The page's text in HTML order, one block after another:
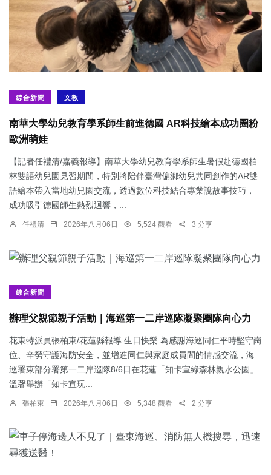
綜合新聞 文教
南華大學幼兒教育學系師生前進德國 AR科技繪本成功圈粉
歐洲萌娃
【記者任禮清/嘉義報導】南華大學幼兒教育學系師生暑假赴德國柏
林雙語幼兒園見習期間，特別將陪伴臺灣偏鄉幼兒共同創作的AR雙
語繪本帶入當地幼兒園交流，透過數位科技結合專業說故事技巧，
成功吸引德國師生熱烈迴響，...
任禮清 2026年八月06日 5,524 觀看 3 分享
綜合新聞
辦理父親節親子活動｜海巡第一二岸巡隊凝聚團隊向心力
花東特派員張柏東/花蓮縣報導 生日快樂 為感謝海巡同仁平時堅守崗
位、辛勞守護海防安全，並增進同仁與家庭成員間的情感交流，海
巡署東部分署第一二岸巡隊8/6日在花蓮「知卡宣綠森林親水公園」
溫馨舉辦「知卡宣玩...
張柏東 2026年八月06日 5,348 觀看 2 分享